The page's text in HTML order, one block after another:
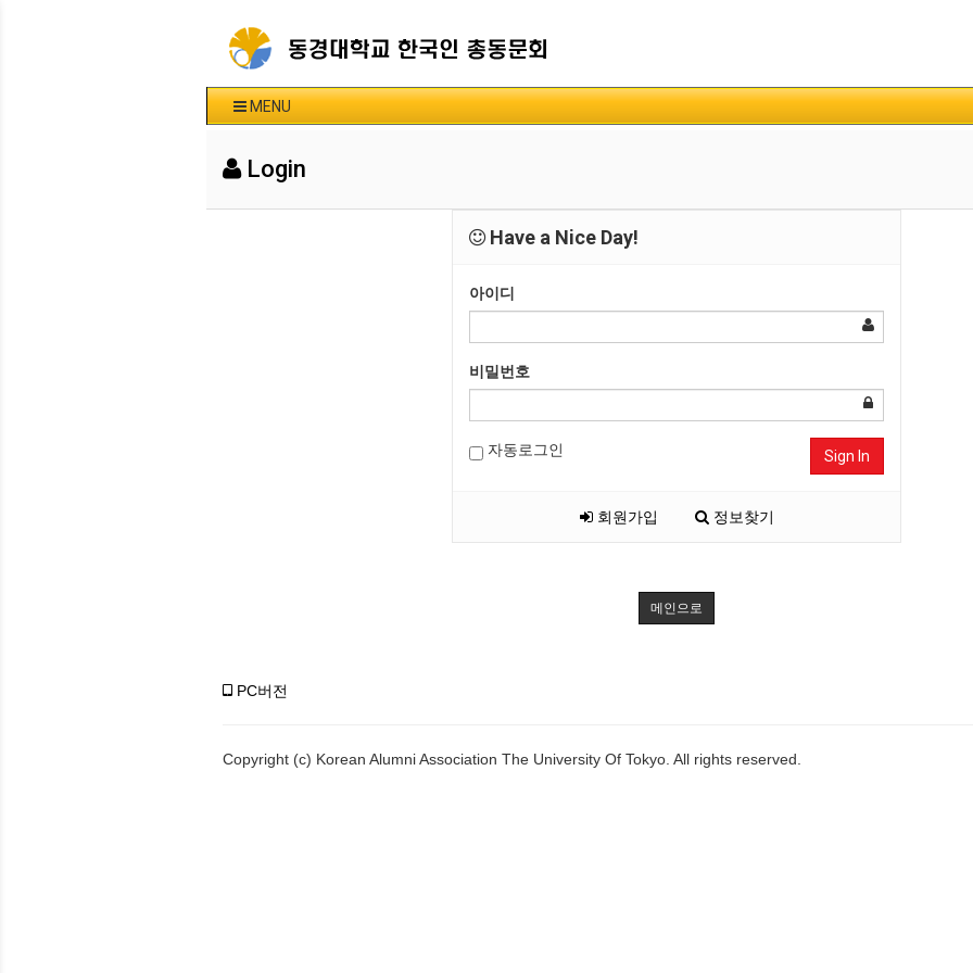
MENU
Login
Have a Nice Day!
아이디
비밀번호
자동로그인 Sign In
회원가입 정보찾기
메인으로
PC버전
Copyright (c) Korean Alumni Association The University Of Tokyo. All rights reserved.